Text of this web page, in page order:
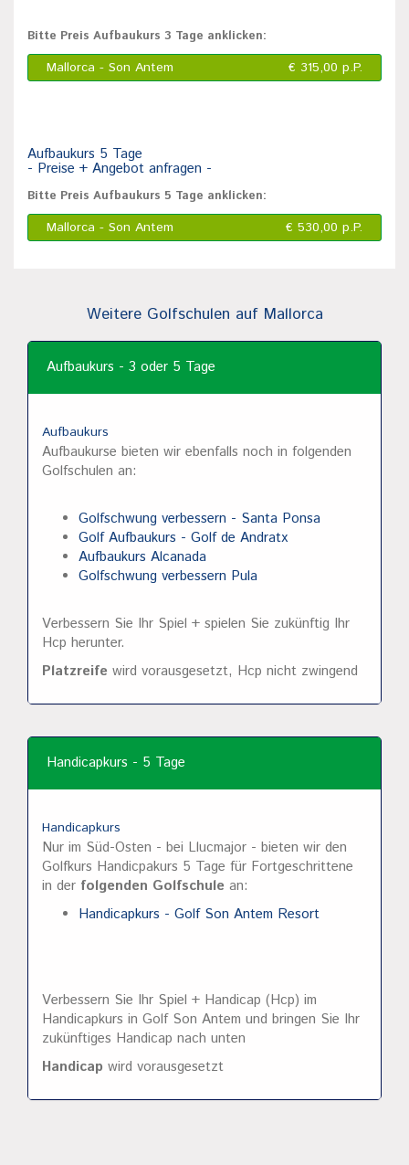
Bitte Preis Aufbaukurs 3 Tage anklicken:
€ 315,00 p.P.
Mallorca - Son Antem
Aufbaukurs 5 Tage
- Preise + Angebot anfragen -
Bitte Preis Aufbaukurs 5 Tage anklicken:
€ 530,00 p.P.
Mallorca - Son Antem
Weitere Golfschulen auf Mallorca
Aufbaukurs - 3 oder 5 Tage
Aufbaukurs
Aufbaukurse bieten wir ebenfalls noch in folgenden
Golfschulen an:
Golfschwung verbessern - Santa Ponsa
Golf Aufbaukurs - Golf de Andratx
Aufbaukurs Alcanada
Golfschwung verbessern Pula
Verbessern Sie Ihr Spiel + spielen Sie zukünftig Ihr
Hcp herunter.
Platzreife wird vorausgesetzt, Hcp nicht zwingend
Handicapkurs - 5 Tage
Handicapkurs
Nur im Süd-Osten - bei Llucmajor - bieten wir den
Golfkurs Handicpakurs 5 Tage für Fortgeschrittene
in der folgenden Golfschule an:
Handicapkurs - Golf Son Antem Resort
Verbessern Sie Ihr Spiel + Handicap (Hcp) im
Handicapkurs in Golf Son Antem und bringen Sie Ihr
zukünftiges Handicap nach unten
Handicap wird vorausgesetzt